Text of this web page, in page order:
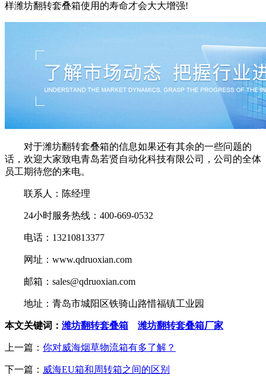
样潍坊翻转套叠箱使用的寿命才会大大增强!
对于潍坊翻转套叠箱的信息如果还有其余的一些问题的
话，欢迎大家致电青岛若贤自动化科技有限公司，公司的全体
员工期待您的来电。
联系人：陈经理
24小时服务热线：400-669-0532
电话：13210813377
网址：www.qdruoxian.com
邮箱：sales@qdruoxian.com
地址：青岛市城阳区铁骑山路惜福镇工业园
本文关键词： 潍坊翻转套叠箱 潍坊翻转套叠箱厂家
上一篇： 你对威海烟草物流箱有多了解？
下一篇： 威海EU箱和周转箱之间的区别